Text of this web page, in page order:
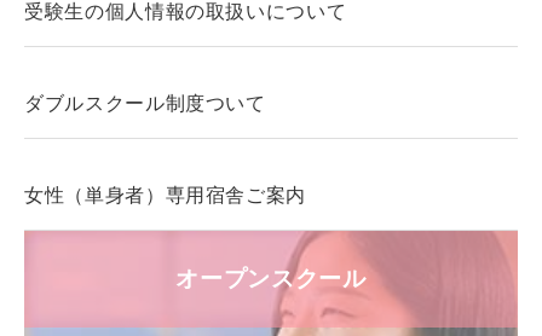
受験生の個人情報の取扱いについて
ダブルスクール制度ついて
女性（単身者）専用宿舎ご案内
オープンスクール